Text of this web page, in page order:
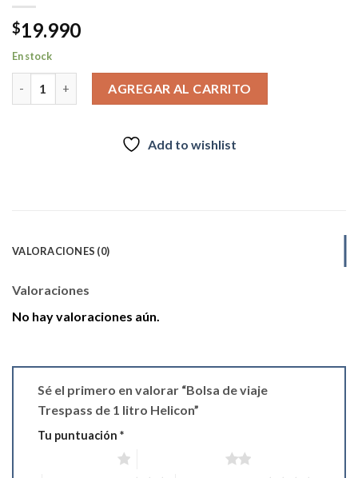
$19.990
En stock
AGREGAR AL CARRITO
Add to wishlist
VALORACIONES (0)
Valoraciones
No hay valoraciones aún.
Sé el primero en valorar “Bolsa de viaje
Trespass de 1 litro Helicon”
Tu puntuación *